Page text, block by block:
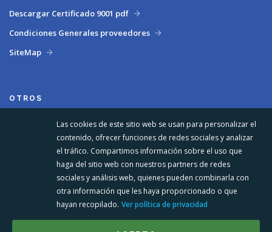
Descargar Certificado 9001 pdf
Condiciones Generales proveedores
SiteMap
OTROS
Las cookies de este sitio web se usan para personalizar el
contenido, ofrecer funciones de redes sociales y analizar
el tráfico. Compartimos información sobre el uso que
haga del sitio web con nuestros partners de redes
sociales y análisis web, quienes pueden combinarla con
otra información que les haya proporcionado o que
hayan recopilado. Ver política de privacidad